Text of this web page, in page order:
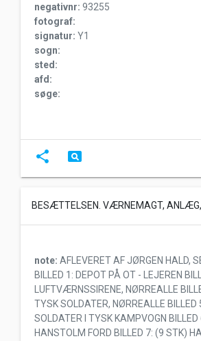
negativnr: 93255
fotograf:
signatur: Y1
sogn:
sted:
afd:
søge:
share pageview
BESÆTTELSEN. VÆRNEMAGT, ANLÆG,
note: AFLEVERET AF JØRGEN HALD,
BILLED 1: DEPOT PÅ OT - LEJEREN
LUFTVÆRNSSIRENE, NØRREALLE
TYSK SOLDATER, NØRREALLE BILLED
SOLDATER I TYSK KAMPVOGN BILLED
HANSTOLM FORD BILLED 7: (9 STK)